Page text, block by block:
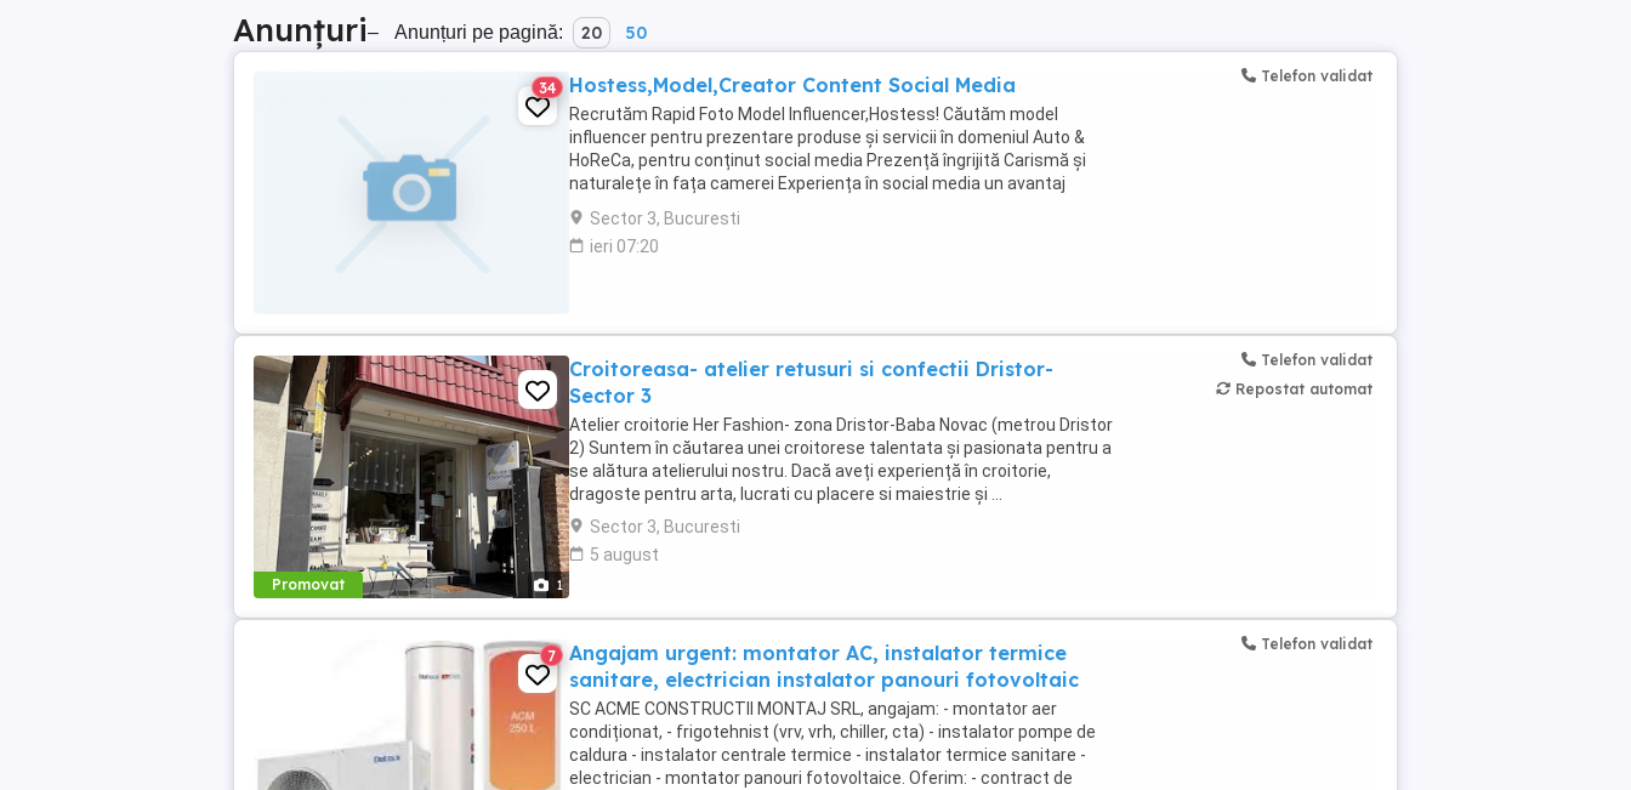
Anunțuri– Anunțuri pe pagină: 20 50
34 Hostess,Model,Creator Content Social Media
Recrutăm Rapid Foto Model Influencer,Hostess! Căutăm model
influencer pentru prezentare produse și servicii în domeniul Auto &
HoReCa, pentru conținut social media Prezență îngrijită Carismă și
naturalețe în fața camerei Experiența în social media un avantaj
Colaborare plătită Posibilitate ...
Sector 3, Bucuresti
ieri 07:20
Telefon validat
Promovat 1
Croitoreasa- atelier retusuri si confectii Dristor-
Sector 3
Atelier croitorie Her Fashion- zona Dristor-Baba Novac (metrou Dristor
2) Suntem în căutarea unei croitorese talentata și pasionata pentru a
se alătura atelierului nostru. Dacă aveți experiență în croitorie,
dragoste pentru arta, lucrati cu placere si maiestrie și ...
Sector 3, Bucuresti
5 august
Telefon validat
Repostat automat
7
Angajam urgent: montator AC, instalator termice
sanitare, electrician instalator panouri fotovoltaic
SC ACME CONSTRUCTII MONTAJ SRL, angajam: - montator aer
condiționat, - frigotehnist (vrv, vrh, chiller, cta) - instalator pompe de
caldura - instalator centrale termice - instalator termice sanitare -
electrician - montator panouri fotovoltaice. Oferim: - contract de
Telefon validat